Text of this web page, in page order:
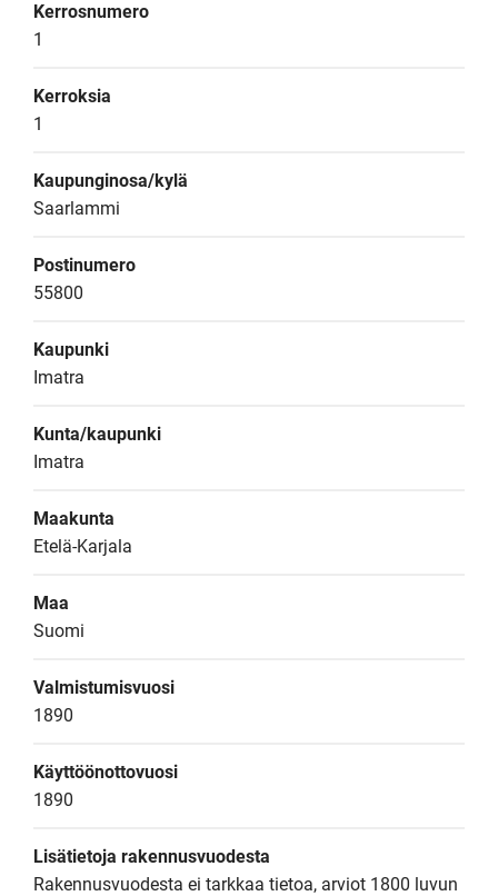
Kerrosnumero
1
Kerroksia
1
Kaupunginosa/kylä
Saarlammi
Postinumero
55800
Kaupunki
Imatra
Kunta/kaupunki
Imatra
Maakunta
Etelä-Karjala
Maa
Suomi
Valmistumisvuosi
1890
Käyttöönottovuosi
1890
Lisätietoja rakennusvuodesta
Rakennusvuodesta ei tarkkaa tietoa, arviot 1800 luvun